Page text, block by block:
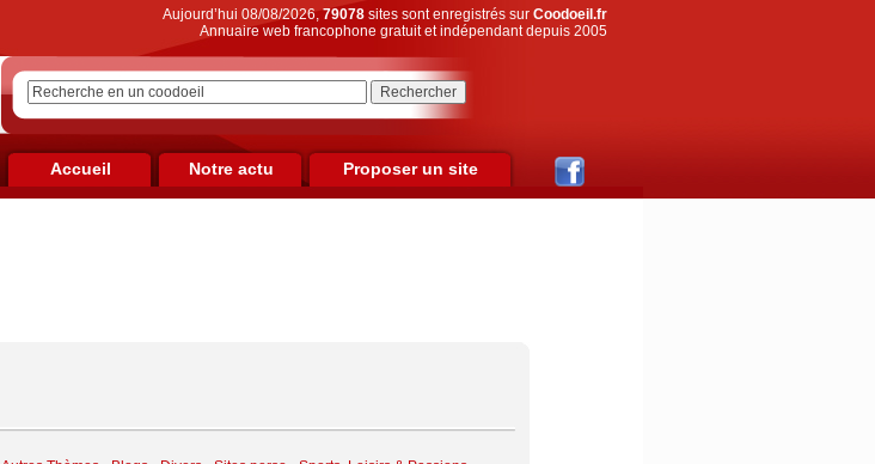
Aujourd’hui 08/08/2026,79078sites sont enregistrés sur Coodoeil.fr
Annuaire web francophone gratuit et indépendant depuis 2005
Accueil Notre actu Proposer un site